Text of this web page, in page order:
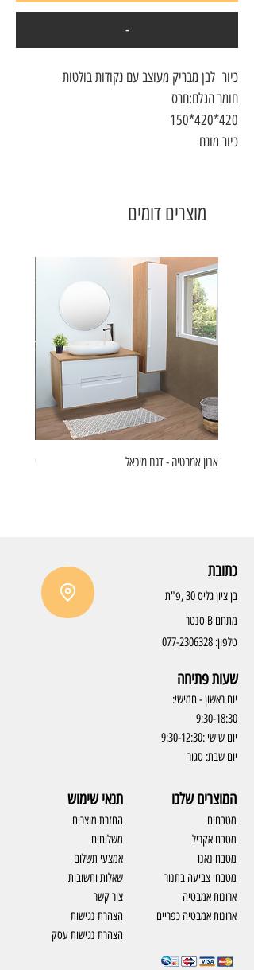
-
כיור לבן מבריק מעוצב עם נקודות בולטות
חומר הגלם:חרס
420*420*150
כיור מונח
מוצרים דומים
ארון אמבטיה - דגם מיכאל ארון
כתובת
בן ציון גליס 30 ,פ"ת
מתחם B סנטר
טלפון: 077-2306328
שעות פתיחה
יום ראשון - חמישי:
9:30-18:30
יום שישי :9:30-12:30
יום שבת: סגור
תנאי שימוש
החזרת מוצרים
משלוחים
אמצעי תשלום
שאלות ותשובות
צור קשר
​הצהרת נגישות
הצהרת נגישות עסק
המוצרים שלנו
מטבחים
מטבח אקריל
מטבח נאנו
מטבחי צביעה בתנור
ארונות אמבטיה
ארונות אמבטיה כפריים